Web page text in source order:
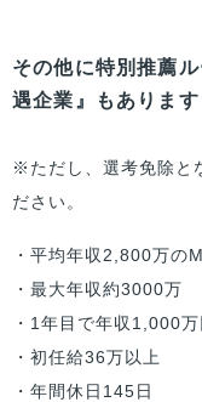
その他に特別推薦
遇企業』もあります
※ただし、選考免除と
ださい。
・平均年収2,800万の
・最大年収約3000万
・1年目で年収1,000
・初任給36万以上
・年間休日145日